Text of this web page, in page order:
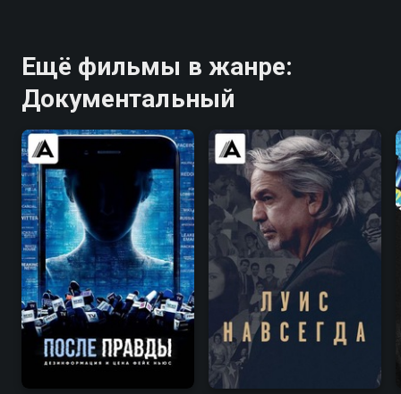
Ещё фильмы в жанре:
Документальный
6.2 7.0 6.7